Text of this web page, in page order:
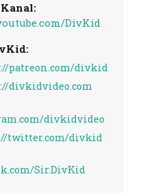
DivKid
patreon.com/divkid
divkidvideo.com
divkidvideo
twitter.com/divkid
Sir.DivKid